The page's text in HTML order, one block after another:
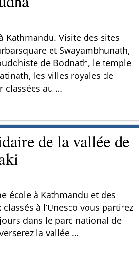
Kathmandu. Visite des sites
et Swayambhunath,
de Bodnath, le temple
les villes royales de
classées au …
de la vallée de
école à Kathmandu et des
à l’Unesco vous partirez
dans le parc national de
la vallée …